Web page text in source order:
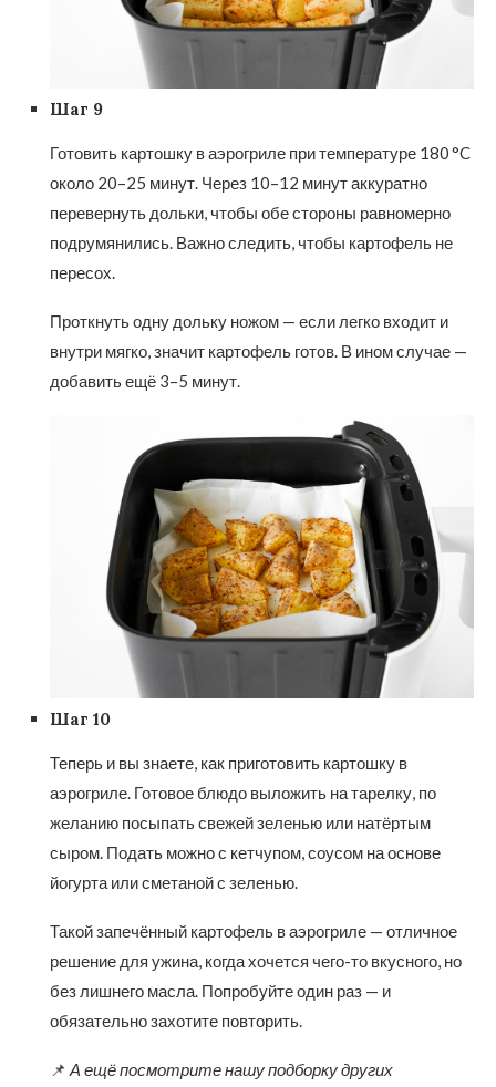
Шаг 9
Готовить картошку в аэрогриле при температуре 180 °C
около 20–25 минут. Через 10–12 минут аккуратно
перевернуть дольки, чтобы обе стороны равномерно
подрумянились. Важно следить, чтобы картофель не
пересох.
Проткнуть одну дольку ножом — если легко входит и
внутри мягко, значит картофель готов. В ином случае —
добавить ещё 3–5 минут.
Шаг 10
Теперь и вы знаете, как приготовить картошку в
аэрогриле. Готовое блюдо выложить на тарелку, по
желанию посыпать свежей зеленью или натёртым
сыром. Подать можно с кетчупом, соусом на основе
йогурта или сметаной с зеленью.
Такой запечённый картофель в аэрогриле — отличное
решение для ужина, когда хочется чего-то вкусного, но
без лишнего масла. Попробуйте один раз — и
обязательно захотите повторить.
📌 А ещё посмотрите нашу подборку других